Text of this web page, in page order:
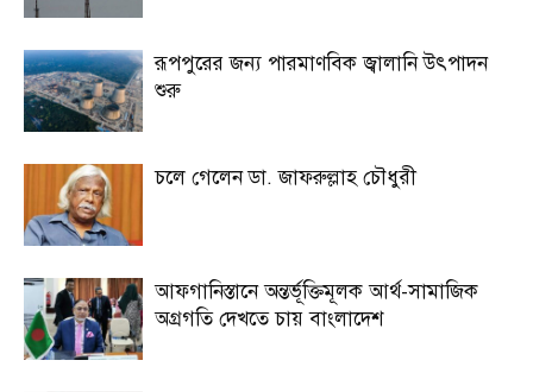
রূপপুরের জন্য পারমাণবিক জ্বালানি উৎপাদন
শুরু
চলে গেলেন ডা. জাফরুল্লাহ চৌধুরী
আফগানিস্তানে অন্তর্ভূক্তিমূলক আর্থ-সামাজিক
অগ্রগতি দেখতে চায় বাংলাদেশ